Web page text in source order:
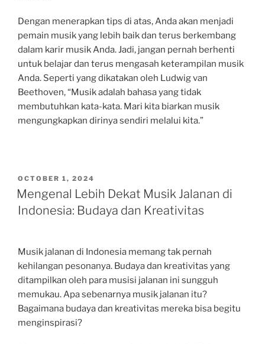
Dengan menerapkan tips di atas, Anda akan menjadi
pemain musik yang lebih baik dan terus berkembang
dalam karir musik Anda. Jadi, jangan pernah berhenti
untuk belajar dan terus mengasah keterampilan musik
Anda. Seperti yang dikatakan oleh Ludwig van
Beethoven, “Musik adalah bahasa yang tidak
membutuhkan kata-kata. Mari kita biarkan musik
mengungkapkan dirinya sendiri melalui kita.”
POSTED
ON
OCTOBER 1, 2024
Mengenal Lebih Dekat Musik Jalanan di
Indonesia: Budaya dan Kreativitas
Musik jalanan di Indonesia memang tak pernah
kehilangan pesonanya. Budaya dan kreativitas yang
ditampilkan oleh para musisi jalanan ini sungguh
memukau. Apa sebenarnya musik jalanan itu?
Bagaimana budaya dan kreativitas mereka bisa begitu
menginspirasi?